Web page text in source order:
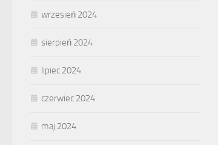
wrzesień 2024
sierpień 2024
lipiec 2024
czerwiec 2024
maj 2024